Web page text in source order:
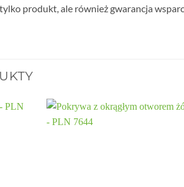
produkt, ale również gwarancja